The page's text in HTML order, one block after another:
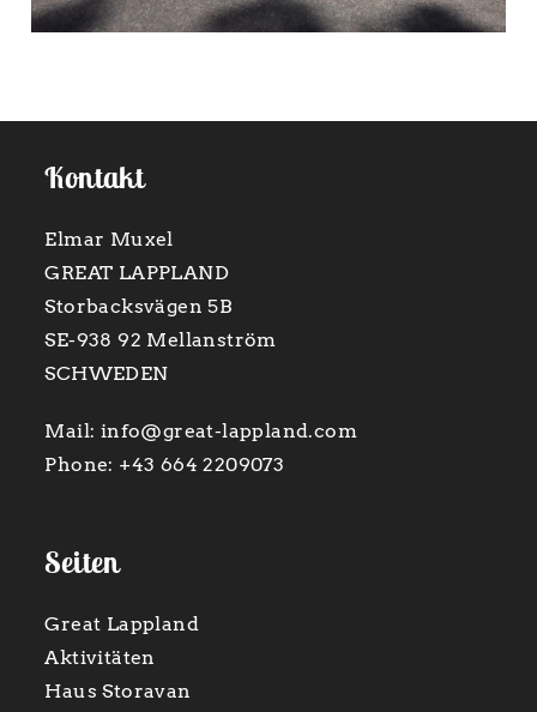
Kontakt
Elmar Muxel
GREAT LAPPLAND
Storbacksvägen 5B
SE-938 92 Mellanström
SCHWEDEN
Mail: info@great-lappland.com
Phone: +43 664 2209073
Seiten
Great Lappland
Aktivitäten
Haus Storavan